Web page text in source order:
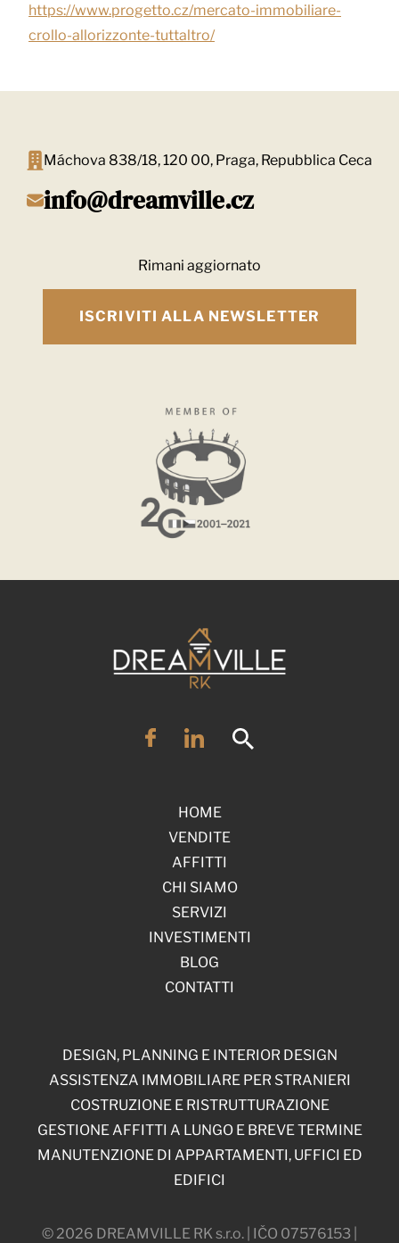
https://www.progetto.cz/mercato-immobiliare-
crollo-allorizzonte-tuttaltro/
Máchova 838/18, 120 00, Praga, Repubblica Ceca
info@dreamville.cz
Rimani aggiornato
ISCRIVITI ALLA NEWSLETTER
HOME
VENDITE
AFFITTI
CHI SIAMO
SERVIZI
INVESTIMENTI
BLOG
CONTATTI
© 2026 DREAMVILLE RK s.r.o. | IČO 07576153 |
DESIGN, PLANNING E INTERIOR DESIGN
ASSISTENZA IMMOBILIARE PER STRANIERI
COSTRUZIONE E RISTRUTTURAZIONE
GESTIONE AFFITTI A LUNGO E BREVE TERMINE
MANUTENZIONE DI APPARTAMENTI, UFFICI ED
EDIFICI